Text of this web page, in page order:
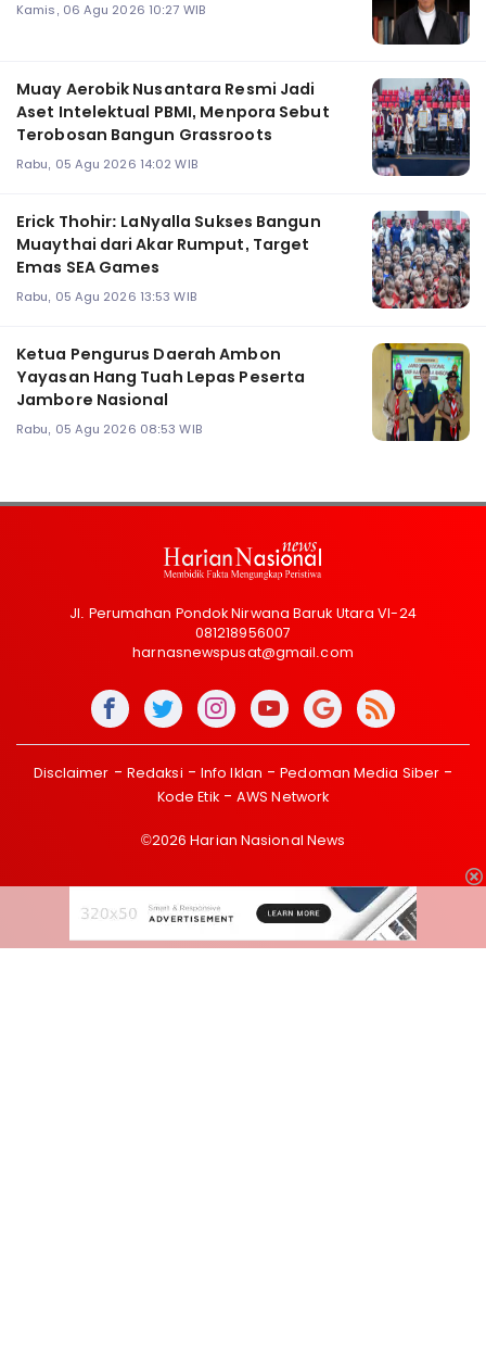
Kamis, 06 Agu 2026 10:27 WIB
Muay Aerobik Nusantara Resmi Jadi
Aset Intelektual PBMI, Menpora Sebut
Terobosan Bangun Grassroots
Rabu, 05 Agu 2026 14:02 WIB
Erick Thohir: LaNyalla Sukses Bangun
Muaythai dari Akar Rumput, Target
Emas SEA Games
Rabu, 05 Agu 2026 13:53 WIB
Ketua Pengurus Daerah Ambon
Yayasan Hang Tuah Lepas Peserta
Jambore Nasional
Rabu, 05 Agu 2026 08:53 WIB
Jl. Perumahan Pondok Nirwana Baruk Utara VI-24
081218956007
harnasnewspusat@gmail.com
Disclaimer Redaksi Info Iklan
Pedoman Media Siber
Kode Etik
AWS Network
©2026 Harian Nasional News